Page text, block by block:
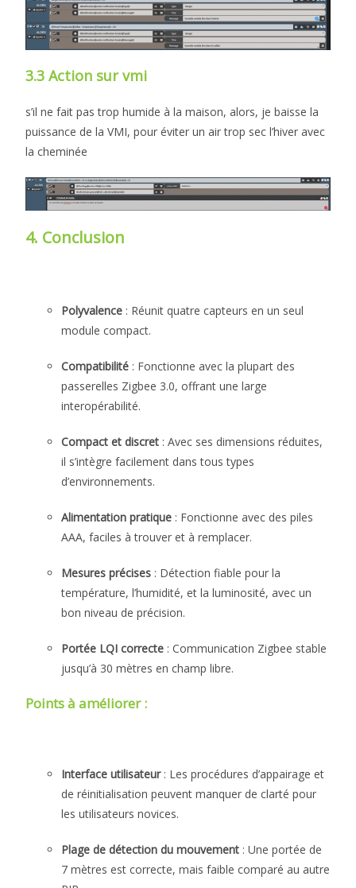
3.3 Action sur vmi
s’il ne fait pas trop humide à la maison, alors, je baisse la
puissance de la VMI, pour éviter un air trop sec l’hiver avec
la cheminée
4. Conclusion
Polyvalence : Réunit quatre capteurs en un seul
module compact.
Compatibilité : Fonctionne avec la plupart des
passerelles Zigbee 3.0, offrant une large
interopérabilité.
Compact et discret : Avec ses dimensions réduites,
il s’intègre facilement dans tous types
d’environnements.
Alimentation pratique : Fonctionne avec des piles
AAA, faciles à trouver et à remplacer.
Mesures précises : Détection fiable pour la
température, l’humidité, et la luminosité, avec un
bon niveau de précision.
Portée LQI correcte : Communication Zigbee stable
jusqu’à 30 mètres en champ libre.
Points à améliorer :
Interface utilisateur: Les procédures d’appairage et
de réinitialisation peuvent manquer de clarté pour
les utilisateurs novices.
Plage de détection du mouvement : Une portée de
7 mètres est correcte, mais faible comparé au autre